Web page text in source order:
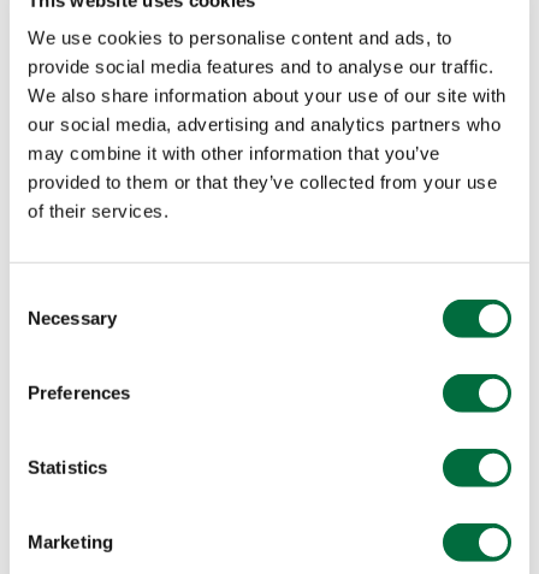
We use cookies to personalise content and ads, to
provide social media features and to analyse our traffic.
We also share information about your use of our site with
our social media, advertising and analytics partners who
may combine it with other information that you’ve
provided to them or that they’ve collected from your use
of their services.
Selection
Necessary
Preferences
Statistics
Marketing